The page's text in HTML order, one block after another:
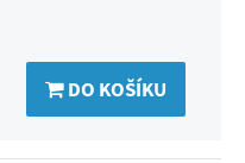
DO KOŠÍKU